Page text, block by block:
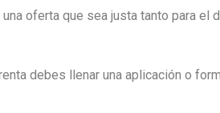
oferta que sea justa tanto para el
debes llenar una aplicación o